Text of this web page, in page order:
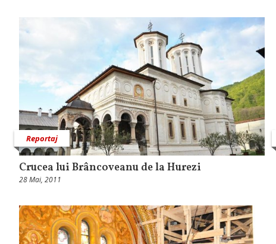
Reportaj
Crucea lui Brâncoveanu de la Hurezi
28 Mai, 2011